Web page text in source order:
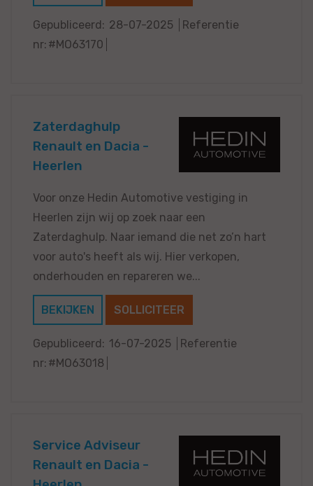
Gepubliceerd: 28-07-2025
Referentie
nr: #MO63170
Zaterdaghulp
Renault en Dacia -
Heerlen
Voor onze Hedin Automotive vestiging in
Heerlen zijn wij op zoek naar een
Zaterdaghulp. Naar iemand die net zo’n hart
voor auto's heeft als wij. Hier verkopen,
onderhouden en repareren we...
BEKIJKEN SOLLICITEER
Gepubliceerd: 16-07-2025
Referentie
nr: #MO63018
Service Adviseur
Renault en Dacia -